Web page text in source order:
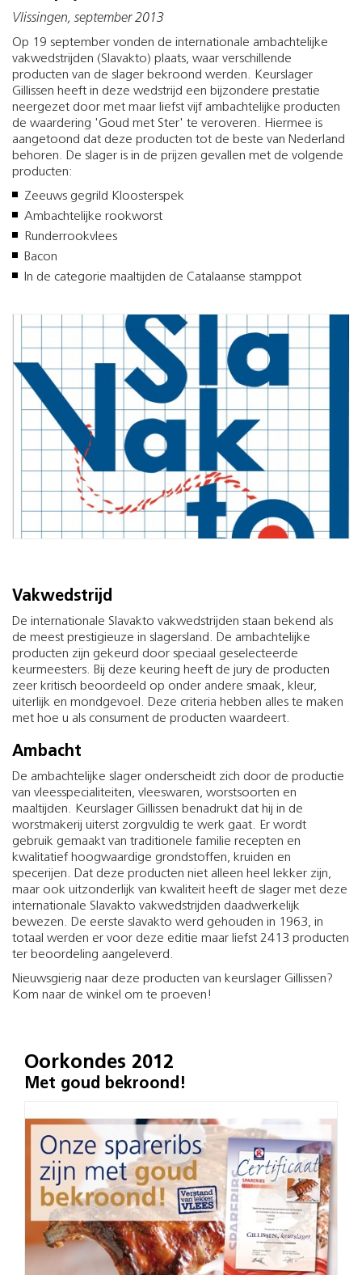
Vlissingen, september 2013
Op 19 september vonden de internationale ambachtelijke
vakwedstrijden (Slavakto) plaats, waar verschillende
producten van de slager bekroond werden. Keurslager
Gillissen heeft in deze wedstrijd een bijzondere prestatie
neergezet door met maar liefst vijf ambachtelijke producten
de waardering 'Goud met Ster' te veroveren. Hiermee is
aangetoond dat deze producten tot de beste van Nederland
behoren. De slager is in de prijzen gevallen met de volgende
producten:
Zeeuws gegrild Kloosterspek
Ambachtelijke rookworst
Runderrookvlees
Bacon
In de categorie maaltijden de Catalaanse stamppot
Vakwedstrijd
De internationale Slavakto vakwedstrijden staan bekend als
de meest prestigieuze in slagersland. De ambachtelijke
producten zijn gekeurd door speciaal geselecteerde
keurmeesters. Bij deze keuring heeft de jury de producten
zeer kritisch beoordeeld op onder andere smaak, kleur,
uiterlijk en mondgevoel. Deze criteria hebben alles te maken
met hoe u als consument de producten waardeert.
Ambacht
De ambachtelijke slager onderscheidt zich door de productie
van vleesspecialiteiten, vleeswaren, worstsoorten en
maaltijden. Keurslager Gillissen benadrukt dat hij in de
worstmakerij uiterst zorgvuldig te werk gaat. Er wordt
gebruik gemaakt van traditionele familie recepten en
kwalitatief hoogwaardige grondstoffen, kruiden en
specerijen. Dat deze producten niet alleen heel lekker zijn,
maar ook uitzonderlijk van kwaliteit heeft de slager met deze
internationale Slavakto vakwedstrijden daadwerkelijk
bewezen. De eerste slavakto werd gehouden in 1963, in
totaal werden er voor deze editie maar liefst 2413 producten
ter beoordeling aangeleverd.
Nieuwsgierig naar deze producten van keurslager Gillissen?
Kom naar de winkel om te proeven!
Oorkondes 2012
Met goud bekroond!